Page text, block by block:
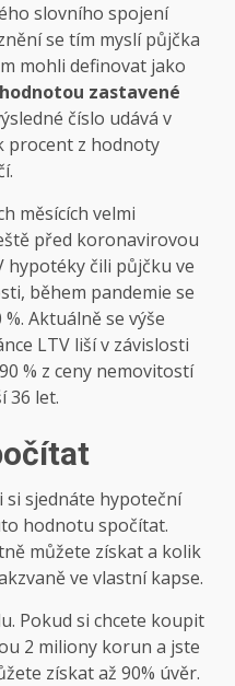
slovního spojení
se tím myslí půjčka
mohli definovat jako
zastavené
číslo udává v
procent z hodnoty
měsících velmi
před koronavirovou
hypotéky čili půjčku ve
během pandemie se
Aktuálně se výše
LTV liší v závislosti
% z ceny nemovitostí
36 let.
si sjednáte hypoteční
hodnotu spočítat.
můžete získat a kolik
ve vlastní kapse.
Pokud si chcete koupit
2 miliony korun a jste
získat až 90% úvěr.